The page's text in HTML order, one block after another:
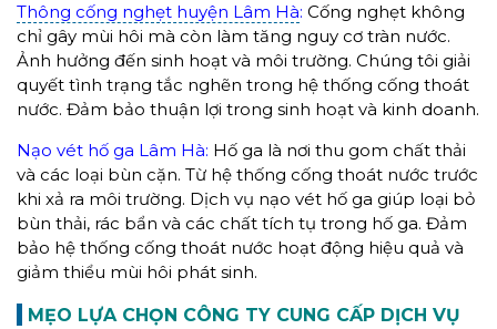
Thông cống nghẹt huyện Lâm Hà: Cống nghẹt không
chỉ gây mùi hôi mà còn làm tăng nguy cơ tràn nước.
Ảnh hưởng đến sinh hoạt và môi trường. Chúng tôi giải
quyết tình trạng tắc nghẽn trong hệ thống cống thoát
nước. Đảm bảo thuận lợi trong sinh hoạt và kinh doanh.
Nạo vét hố ga Lâm Hà: Hố ga là nơi thu gom chất thải
và các loại bùn cặn. Từ hệ thống cống thoát nước trước
khi xả ra môi trường. Dịch vụ nạo vét hố ga giúp loại bỏ
bùn thải, rác bẩn và các chất tích tụ trong hố ga. Đảm
bảo hệ thống cống thoát nước hoạt động hiệu quả và
giảm thiểu mùi hôi phát sinh.
MẸO LỰA CHỌN CÔNG TY CUNG CẤP DỊCH VỤ